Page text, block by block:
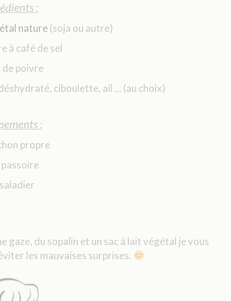
:
nature(soja ou autre)
à café de sel
de poivre
ciboulette, ail … (au choix)
:
propre
passoire
du sopalin et un sac à lait végétal je vous
les mauvaises surprises.